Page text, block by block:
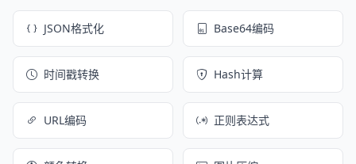
JSON格式化 Base64编码
时间戳转换 Hash计算
URL编码 正则表达式